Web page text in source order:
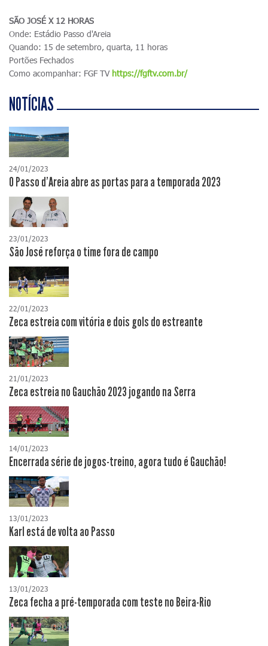
SÃO JOSÉ X 12 HORAS
Onde: Estádio Passo d'Areia
Quando: 15 de setembro, quarta, 11 horas
Portões Fechados
Como acompanhar: FGF TV https://fgftv.com.br/
NOTÍCIAS
24/01/2023
O Passo d'Areia abre as portas para a temporada 2023
23/01/2023
São José reforça o time fora de campo
22/01/2023
Zeca estreia com vitória e dois gols do estreante
21/01/2023
Zeca estreia no Gauchão 2023 jogando na Serra
14/01/2023
Encerrada série de jogos-treino, agora tudo é Gauchão!
13/01/2023
Karl está de volta ao Passo
13/01/2023
Zeca fecha a pré-temporada com teste no Beira-Rio